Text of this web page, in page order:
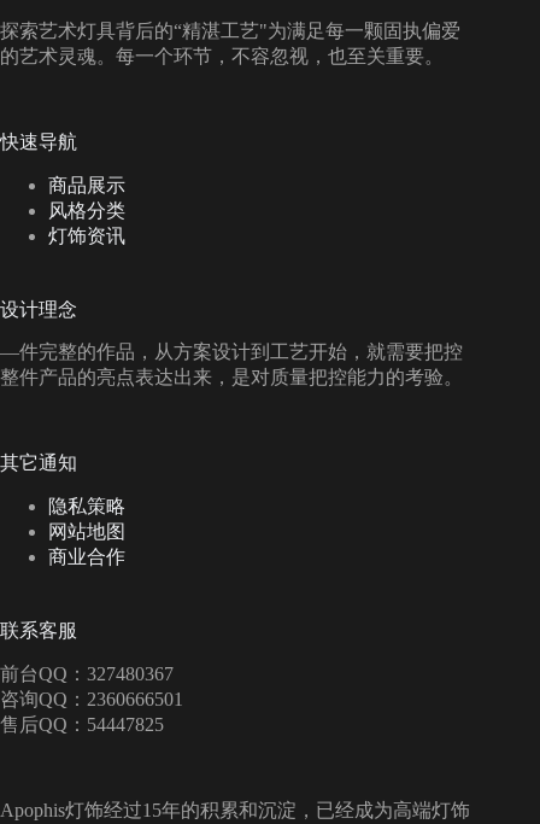
探索艺术灯具背后的“精湛工艺"为满足每一颗固执偏爱
的艺术灵魂。每一个环节，不容忽视，也至关重要。
快速导航
商品展示
风格分类
灯饰资讯
设计理念
—件完整的作品，从方案设计到工艺开始，就需要把控
整件产品的亮点表达出来，是对质量把控能力的考验。
其它通知
隐私策略
网站地图
商业合作
联系客服
前台QQ：327480367
咨询QQ：2360666501
售后QQ：54447825
Apophis灯饰经过15年的积累和沉淀，已经成为高端灯饰